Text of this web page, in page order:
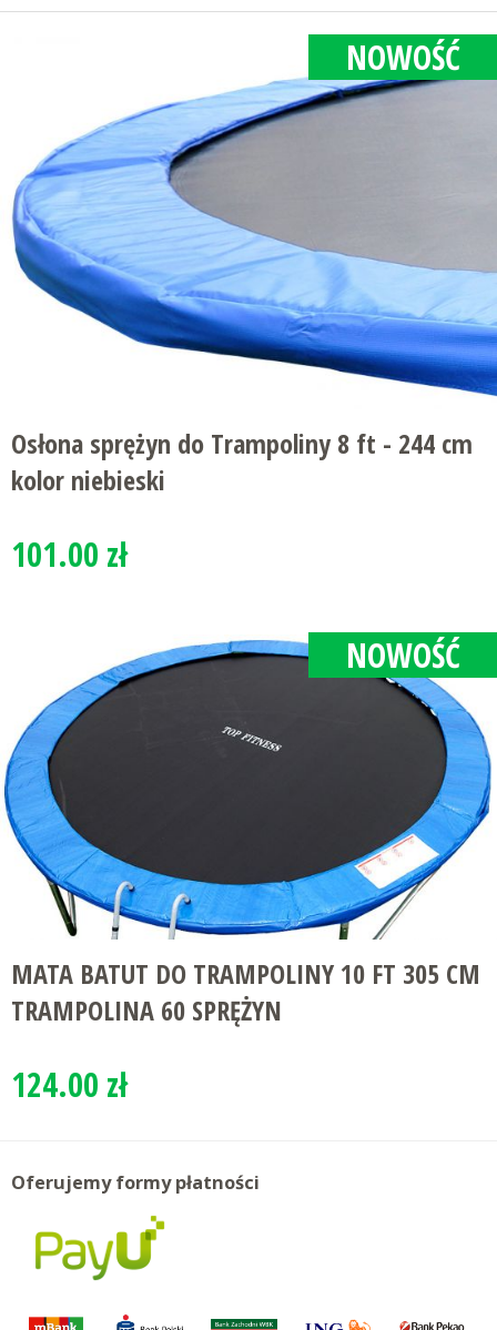
NOWOŚĆ
Osłona sprężyn do Trampoliny 8 ft - 244 cm
kolor niebieski
101.00 zł
NOWOŚĆ
MATA BATUT DO TRAMPOLINY 10 FT 305 CM
TRAMPOLINA 60 SPRĘŻYN
124.00 zł
Oferujemy formy płatności